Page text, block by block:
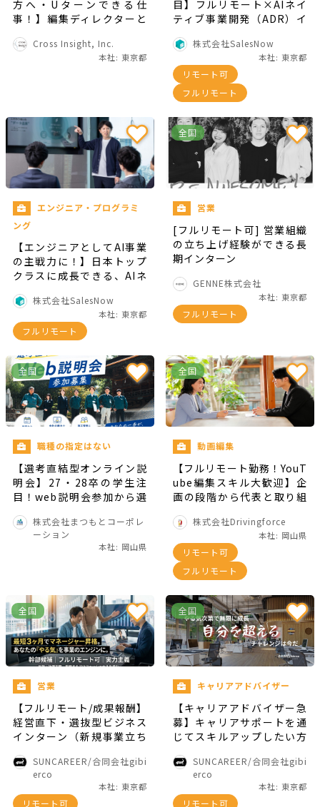
方へ・Uターンできる仕
事！】編集ディレクターと
Cross Insight, Inc.
本社: 東京都
目】フルリモート×AIネイ
ティブ事業開発（ADR）イ
株式会社SalesNow
本社: 東京都
リモート可
フルリモート
エンジニア・プログラミ
ング
【エンジニアとしてAI事業
の主戦力に！】日本トップ
クラスに成長できる、AIネ
ンジニアインターン〜Clau
de Code MAX,Codex-MAX
プラン支給〜
株式会社SalesNow
本社: 東京都
フルリモート
全国
営業
[フルリモート可] 営業組織
の立ち上げ経験ができる長
期インターン
GENNE株式会社
本社: 東京都
フルリモート
全国
職種の指定はない
【選考直結型オンライン説
明会】27・28卒の学生注
目！web説明会参加から選
定チャンスも
株式会社まつもとコーポレ
ーション
本社: 岡山県
全国
動画編集
【フルリモート勤務！YouT
ube編集スキル大歓迎】企
画の段階から代表と取り組
集のみならず声で動画への
出演も！
株式会社Drivingforce
本社: 岡山県
リモート可
フルリモート
全国
営業
【フルリモート/成果報酬】
経営直下・選抜型ビジネス
インターン（新規事業立ち
あり！）SUNCAREER/合同会社gibi
erco
本社: 東京都
リモート可
全国
キャリアアドバイザー
【キャリアアドバイザー急
募】キャリアサポートを通
じてスキルアップしたい方
SUNCAREER/合同会社gibi
erco
本社: 東京都
リモート可